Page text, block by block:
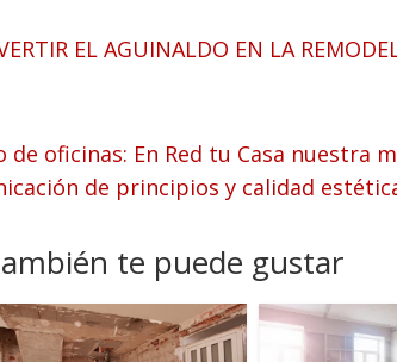
EL AGUINALDO EN LA
de oficinas: En Red tu Casa nuestra
de principios y calidad
te puede gustar